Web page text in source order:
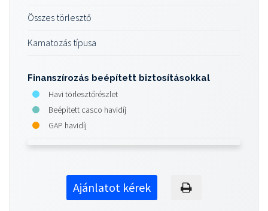
Összes törlesztő
Kamatozás típusa
Finanszírozás beépített biztosításokkal
Havi törlesztőrészlet
Beépített casco havidíj
GAP havidíj
Ajánlatot kérek